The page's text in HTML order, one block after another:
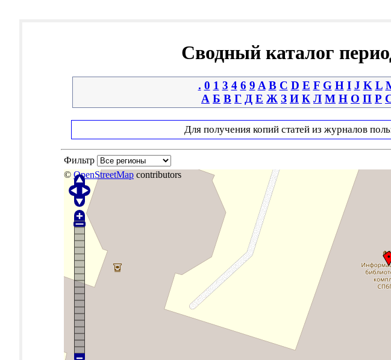
Сводный каталог
. 0 1 3 4 6 9 A B C D E F G H I J K L
А Б В Г Д Е Ж З И К Л М Н О П Р
Для получения копий статей из журналов
Фильтр
© OpenStreetMap contributors